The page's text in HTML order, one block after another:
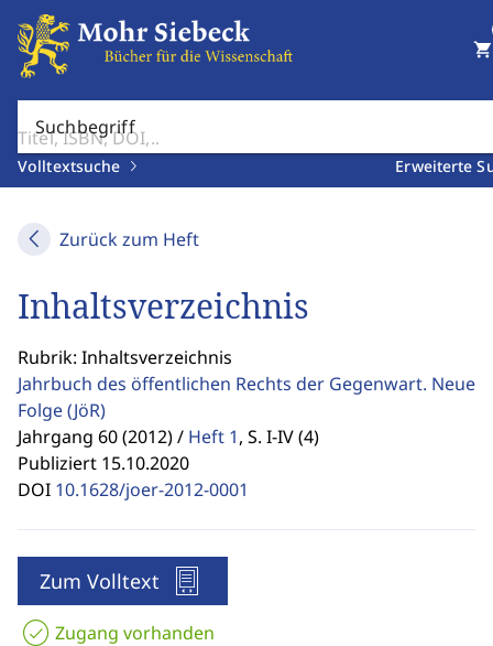
Suchbegriff
Volltextsuche Erweiterte
shopping_cart
Zurück zum Heft
Inhaltsverzeichnis
Rubrik: Inhaltsverzeichnis
Jahrbuch des öffentlichen Rechts der Gegenwart. Neue
Folge(JöR)
Jahrgang 60 (2012) / Heft 1, S. I-IV (4)
Publiziert 15.10.2020
DOI 10.1628/joer-2012-0001
Zum Volltext
Zugang vorhanden